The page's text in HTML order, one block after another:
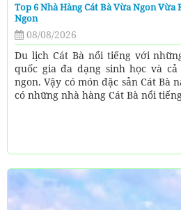
Top 6 Nhà Hàng Cát Bà Vừa Ngon Vừa
Ngon
08/08/2026
Du lịch Cát Bà nổi tiếng với
quốc gia đa dạng sinh học và
ngon. Vậy có món đặc sản Cát Bà
có những nhà hàng Cát Bà nổi